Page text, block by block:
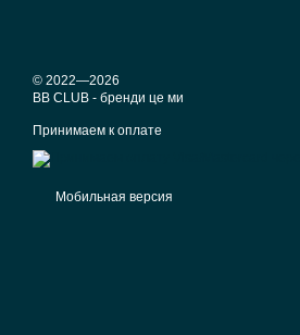
© 2022—2026
BB CLUB - бренди це ми
Принимаем к оплате
Мобильная версия